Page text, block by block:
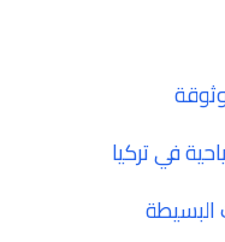
البسيطة